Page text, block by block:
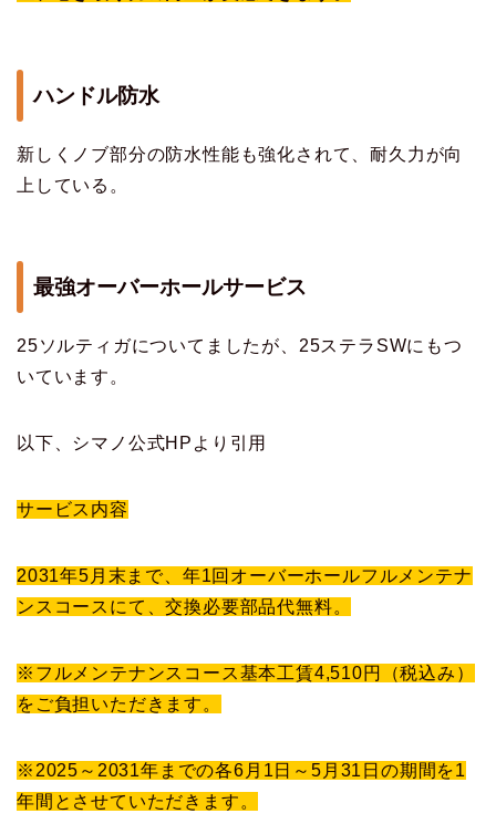
ハンドル防水
新しくノブ部分の防水性能も強化されて、耐久力が向
上している。
最強オーバーホールサービス
25ソルティガについてましたが、25ステラSWにもつ
いています。
以下、シマノ公式HPより引用
サービス内容
2031年5月末まで、年1回オーバーホールフルメンテナ
ンスコースにて、交換必要部品代無料。
※フルメンテナンスコース基本工賃4,510円（税込み）
をご負担いただきます。
※2025～2031年までの各6月1日～5月31日の期間を1
年間とさせていただきます。